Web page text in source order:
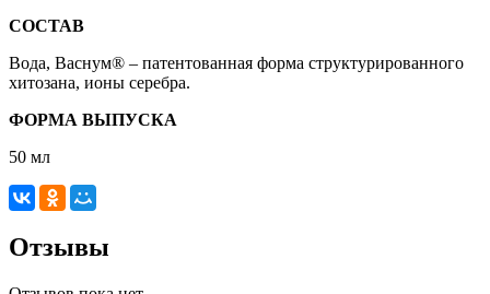
СОСТАВ
Вода, Васнум® – патентованная форма структурированного
хитозана, ионы серебра.
ФОРМА ВЫПУСКА
50 мл
Отзывы